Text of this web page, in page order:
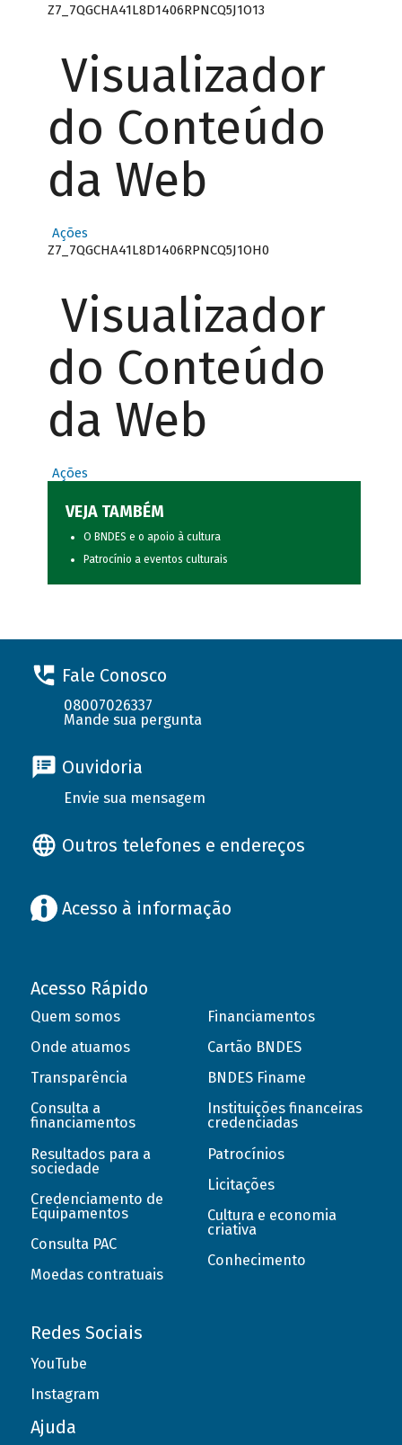
Z7_7QGCHA41L8D1406RPNCQ5J1O13
Visualizador
do Conteúdo
da Web
Ações
Z7_7QGCHA41L8D1406RPNCQ5J1OH0
Visualizador
do Conteúdo
da Web
Ações
VEJA TAMBÉM
O BNDES e o apoio à cultura
Patrocínio a eventos culturais
Fale Conosco
08007026337
Mande sua pergunta
Ouvidoria
Envie sua mensagem
Outros telefones e endereços
Acesso à informação
Acesso Rápido
Quem somos
Onde atuamos
Transparência
Consulta a
financiamentos
Resultados para a
sociedade
Credenciamento de
Equipamentos
Consulta PAC
Moedas contratuais
Financiamentos
Cartão BNDES
BNDES Finame
Instituições financeiras
credenciadas
Patrocínios
Licitações
Cultura e economia
criativa
Conhecimento
Redes Sociais
YouTube
Instagram
Ajuda